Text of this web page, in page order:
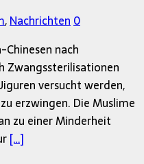
,Nachrichten 0
nach
Zwangssterilisationen
versucht werden,
erzwingen. Die Muslime
zu einer Minderheit
[…]